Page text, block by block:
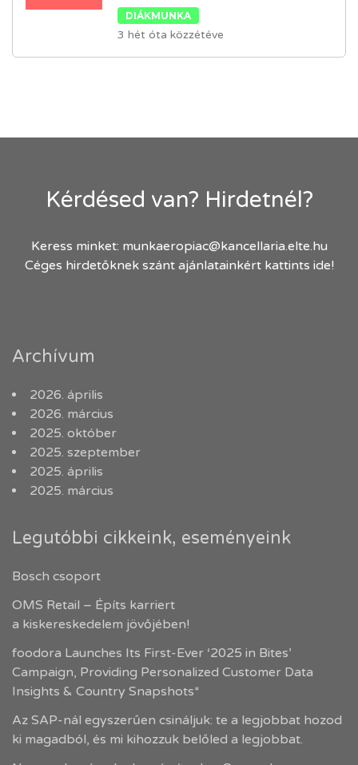
DIÁKMUNKA
3 hét óta közzétéve
Kérdésed van? Hirdetnél?
Keress minket: munkaeropiac@kancellaria.elte.hu
Céges hirdetőknek szánt ajánlatainkért kattints ide!
Archívum
2026. április
2026. március
2025. október
2025. szeptember
2025. április
2025. március
Legutóbbi cikkeink, eseményeink
Bosch csoport
OMS Retail – Építs karriert
a kiskereskedelem jövőjében!
foodora Launches Its First-Ever ‘2025 in Bites’
Campaign, Providing Personalized Customer Data
Insights & Country Snapshots*
Az SAP-nál egyszerűen csináljuk: te a legjobbat hozod
ki magadból, és mi kihozzuk belőled a legjobbat.